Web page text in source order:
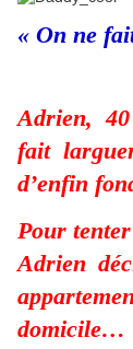
« On ne
Adrien,
fait
d’enfin
Pour
Adrien
domicile…